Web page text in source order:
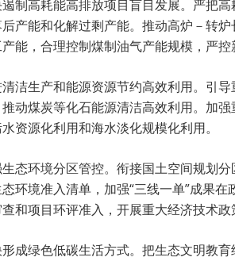
遏制高耗能高排放项目盲目发展。严把
产能和化解过剩产能。推动高炉－转
能，合理控制煤制油气产能规模，严
清洁生产和能源资源节约高效利用。引
动煤炭等化石能源清洁高效利用。加
资源化利用和海水淡化规模化利用。
生态环境分区管控。衔接国土空间规划
环境准入清单，加强“三线一单”成果
和项目环评准入，开展重大经济技术
形成绿色低碳生活方式。把生态文明教